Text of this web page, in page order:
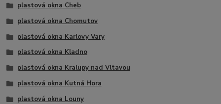
plastová okna Cheb
plastová okna Chomutov
plastová okna Karlovy Vary
plastová okna Kladno
plastová okna Kralupy nad Vltavou
plastová okna Kutná Hora
plastová okna Louny